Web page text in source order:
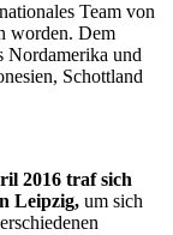
Team von
worden. Dem
Nordamerika und
Schottland
2016 traf sich
Leipzig, um sich